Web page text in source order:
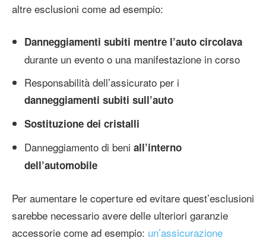
altre esclusioni come ad esempio:
Danneggiamenti subiti mentre l’auto circolava
durante un evento o una manifestazione in corso
Responsabilità dell’assicurato per i
danneggiamenti subiti sull’auto
Sostituzione dei cristalli
Danneggiamento di beni all’interno
dell’automobile
Per aumentare le coperture ed evitare quest’esclusioni
sarebbe necessario avere delle ulteriori garanzie
accessorie come ad esempio: un’assicurazione